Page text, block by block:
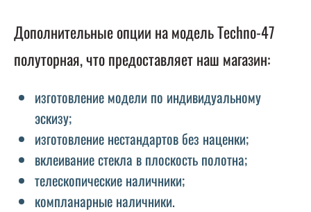
Дополнительные опции на модель Techno-47
полуторная, что предоставляет наш магазин:
изготовление модели по индивидуальному
эскизу;
изготовление нестандартов без наценки;
вклеивание стекла в плоскость полотна;
телескопические наличники;
компланарные наличники.